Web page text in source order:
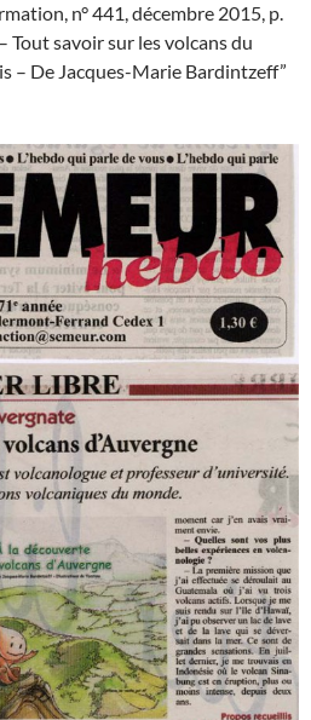
n° 441, décembre 2015, p.
Tout savoir sur les volcans du
– De Jacques-Marie Bardintzeff”